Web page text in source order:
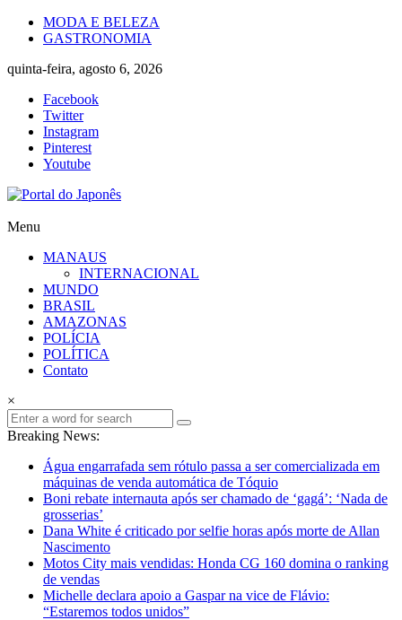
Skip
MODA E BELEZA
GASTRONOMIA
quinta-feira, agosto 6, 2026
Facebook
Twitter
Instagram
Pinterest
Youtube
Portal
Japonês
Japão
mais
perto
Menu
MANAUS
INTERNACIONAL
MUNDO
BRASIL
AMAZONAS
POLÍCIA
POLÍTICA
Contato
×
Breaking News:
Água engarrafada sem rótulo passa a ser comercializada em
máquinas de venda automática de Tóquio
Boni rebate internauta após ser chamado de ‘gagá’: ‘Nada de
grosserias’
Dana White é criticado por selfie horas após morte de Allan
Nascimento
Motos City mais vendidas: Honda CG 160 domina o ranking
de vendas
Michelle declara apoio a Gaspar na vice de Flávio:
“Estaremos todos unidos”